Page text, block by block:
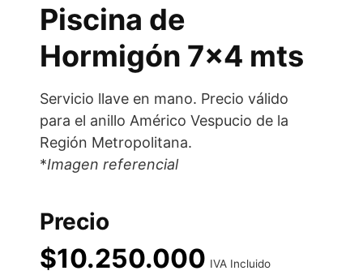
Piscina de
Hormigón 7×4 mts
Servicio llave en mano. Precio válido
para el anillo Américo Vespucio de la
Región Metropolitana.
*Imagen referencial
Precio
$10.250.000 IVA Incluido